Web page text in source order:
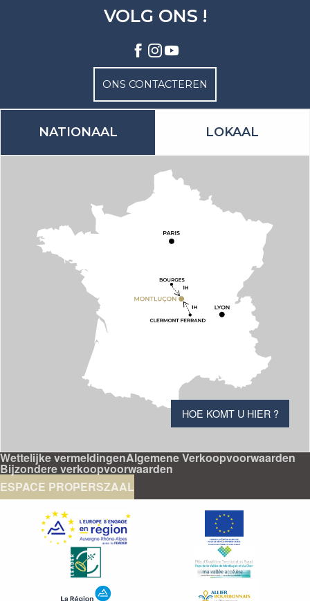
VOLG ONS !
ONS CONTACTEREN
NATIONAAL LOKAAL
HOE KOMT U HIER ?
Wettelijke vermeldingenAlgemene Verkoopvoorwaarden
Bijzondere verkoopvoorwaarden
ESPACE PROPERSZAAL